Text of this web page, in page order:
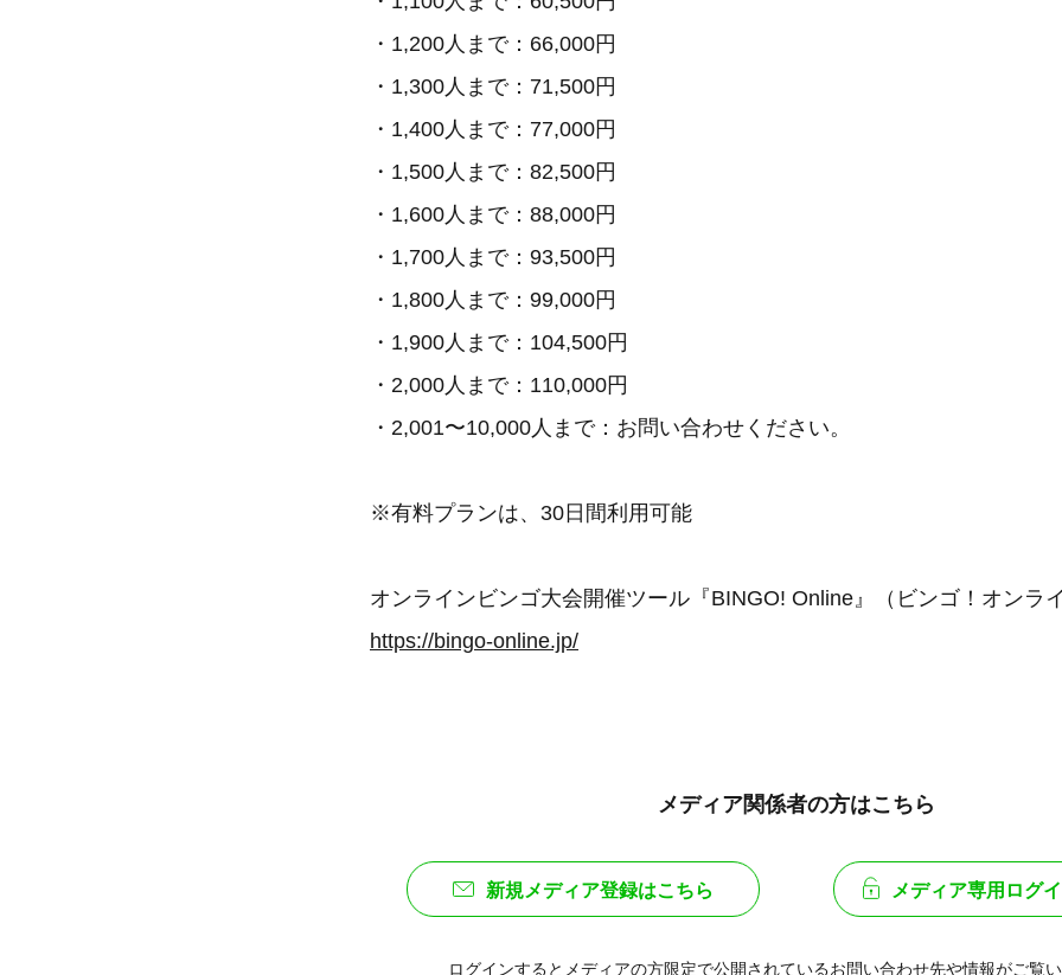
・1,200人まで：66,000円
・1,300人まで：71,500円
・1,400人まで：77,000円
・1,500人まで：82,500円
・1,600人まで：88,000円
・1,700人まで：93,500円
・1,800人まで：99,000円
・1,900人まで：104,500円
・2,000人まで：110,000円
・2,001〜10,000人まで：お問い合わせください。
※有料プランは、30日間利用可能
オンラインビンゴ大会開催ツール『BINGO! Online』（ビンゴ！オンラ
https://bingo-online.jp/
メディア関係者の方はこちら
新規メディア登録はこちら メディア専用ログ
ログインするとメディアの方限定で公開されているお問い合わせ先や情報がご覧